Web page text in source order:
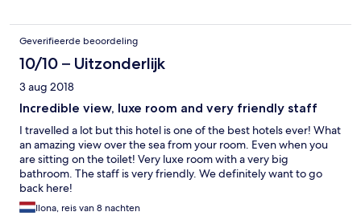
Geverifieerde beoordeling
10/10 – Uitzonderlijk
3 aug 2018
Incredible view, luxe room and very friendly staff
I travelled a lot but this hotel is one of the best hotels ever! What
an amazing view over the sea from your room. Even when you
are sitting on the toilet! Very luxe room with a very big
bathroom. The staff is very friendly. We definitely want to go
back here!
Ilona, reis van 8 nachten